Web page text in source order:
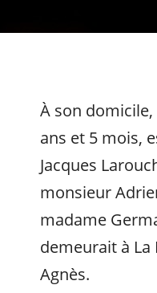
À son domicile,
ans et 5 mois,
Jacques
monsieur
madame
demeurait à La
Agnès.